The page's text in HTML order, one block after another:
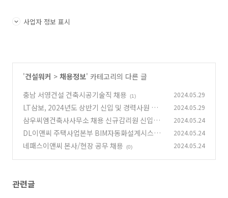
사업자 정보 표시
'건설워커 > 채용정보' 카테고리의 다른 글
충남 서영건설 건축시공기술직 채용
(1) 2024.05.29
LT삼보, 2024년도 상반기 신입 및 경력사원 채용
(0)
2024.05.29
삼우씨엠건축사사무소 채용 신규감리원 신입사
원(CM, 감리) (0)
2024.05.24
DL이앤씨 주택사업본부 BIM자동화설계시스템
개발 PJT전문직 채용(본사) (0)
2024.05.24
네패스이앤씨 본사/현장 공무 채용 (0) 2024.05.24
관련글